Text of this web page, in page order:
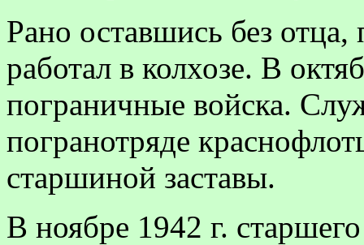
Рано оставшись без
работал в колхозе. В
пограничные войска.
погранотряде
старшиной заставы.
В ноябре 1942 г.